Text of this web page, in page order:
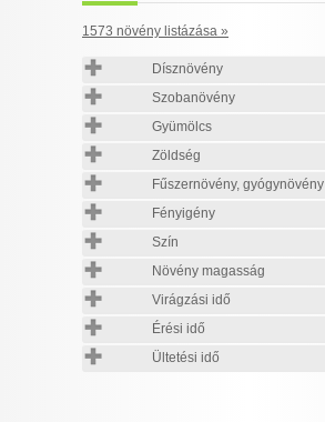
1573 növény listázása »
Dísznövény
Szobanövény
Gyümölcs
Zöldség
Fűszernövény, gyógynövény
Fényigény
Szín
Növény magasság
Virágzási idő
Érési idő
Ültetési idő